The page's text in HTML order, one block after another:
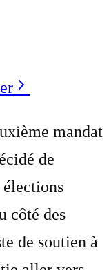
mandat
de
élections
côté des
de soutien à